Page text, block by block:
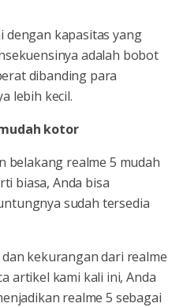
dengan kapasitas yang
adalah bobot
dibanding para
lebih kecil.
kotor
belakang realme 5 mudah
biasa, Anda bisa
sudah tersedia
kekurangan dari realme
artikel kami kali ini, Anda
realme 5 sebagai